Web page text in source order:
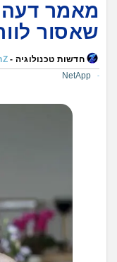
מאמר
שאסור
חדשות טכנולוגיה -
NetApp